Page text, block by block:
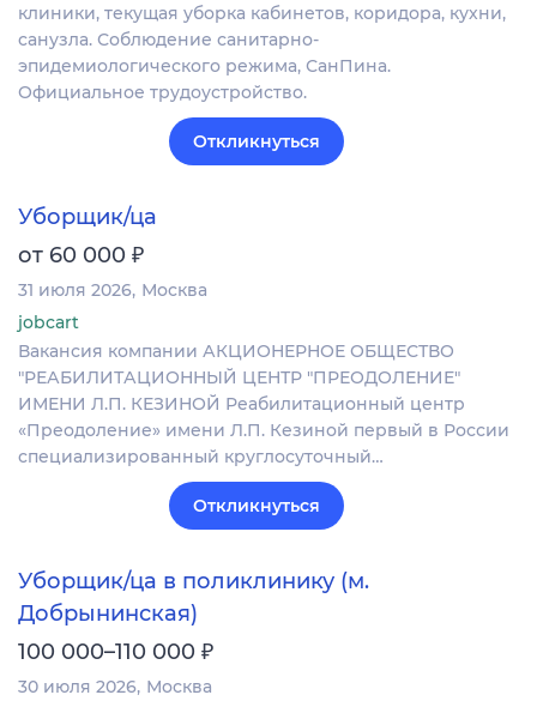
клиники, текущая уборка кабинетов, коридора, кухни,
санузла. Соблюдение санитарно-
эпидемиологического режима, СанПина.
Официальное трудоустройство.
Откликнуться
Уборщик/ца
от 60 000 ₽
31 июля 2026 Москва
jobcart
Вакансия компании АКЦИОНЕРНОЕ ОБЩЕСТВО
"РЕАБИЛИТАЦИОННЫЙ ЦЕНТР "ПРЕОДОЛЕНИЕ"
ИМЕНИ Л.П. КЕЗИНОЙ Реабилитационный центр
«Преодоление» имени Л.П. Кезиной первый в России
специализированный круглосуточный…
Откликнуться
Уборщик/ца в поликлинику (м.
Добрынинская)
100 000–110 000 ₽
30 июля 2026 Москва